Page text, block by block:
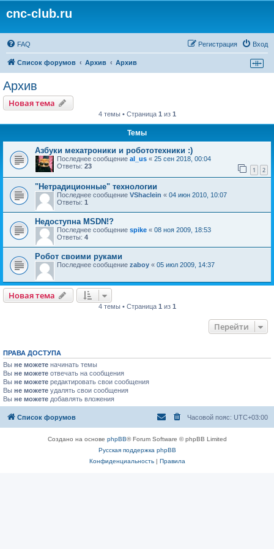
cnc-club.ru
FAQ Вход
Регистрация
Список форумов Архив Архив
Архив
Новая тема
4 темы • Страница 1 из 1
Темы
Азбуки мехатроники и робототехники :)
Последнее сообщение al_us « 25 сен 2018, 00:04
Ответы: 23 1 2
"Нетрадиционные" технологии
Последнее сообщение VShaclein « 04 июн 2010, 10:07
Ответы: 1
Недоступна MSDN!?
Последнее сообщение spike « 08 ноя 2009, 18:53
Ответы: 4
Робот своими руками
Последнее сообщение zaboy « 05 июл 2009, 14:37
Новая тема
4 темы • Страница 1 из 1
Перейти
ПРАВА ДОСТУПА
Вы не можете начинать темы
Вы не можете отвечать на сообщения
Вы не можете редактировать свои сообщения
Вы не можете удалять свои сообщения
Вы не можете добавлять вложения
Список форумов Часовой пояс: UTC+03:00
Создано на основе phpBB® Forum Software © phpBB Limited
Русская поддержка phpBB
Конфиденциальность| Правила